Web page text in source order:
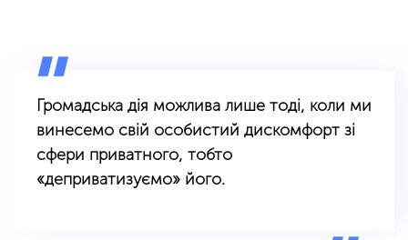
Громадська дія можлива лише тоді, коли ми
винесемо свій особистий дискомфорт зі
сфери приватного, тобто
«деприватизуємо» його.